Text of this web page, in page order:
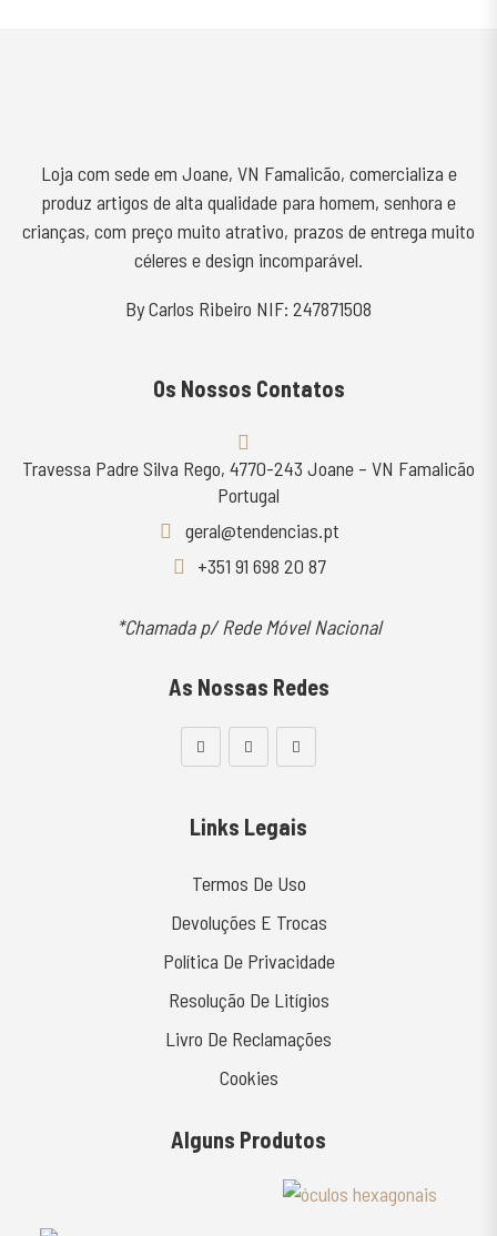
Loja com sede em Joane, VN Famalicão, comercializa e
produz artigos de alta qualidade para homem, senhora e
crianças, com preço muito atrativo, prazos de entrega muito
céleres e design incomparável.
By Carlos Ribeiro NIF: 247871508
Os Nossos Contatos
Travessa Padre Silva Rego, 4770-243 Joane – VN Famalicão
Portugal
geral@tendencias.pt
+351 91 698 20 87
*Chamada p/ Rede Móvel Nacional
As Nossas Redes
Links Legais
Termos De Uso
Devoluções E Trocas
Política De Privacidade
Resolução De Litígios
Livro De Reclamações
Cookies
Alguns Produtos